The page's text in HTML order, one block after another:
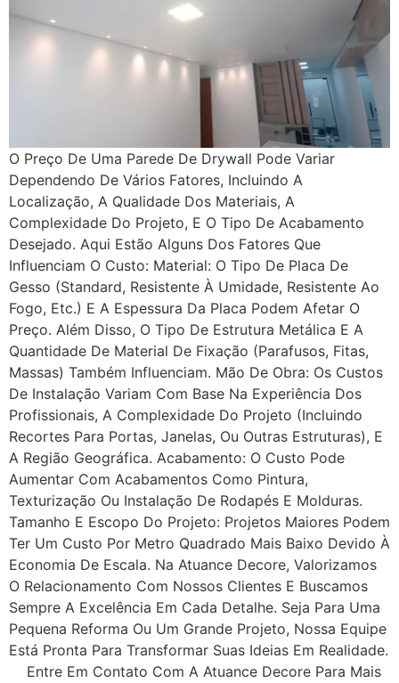
O Preço De Uma Parede De Drywall Pode Variar
Dependendo De Vários Fatores, Incluindo A
Localização, A Qualidade Dos Materiais, A
Complexidade Do Projeto, E O Tipo De Acabamento
Desejado. Aqui Estão Alguns Dos Fatores Que
Influenciam O Custo: Material: O Tipo De Placa De
Gesso (standard, Resistente À Umidade, Resistente Ao
Fogo, Etc.) E A Espessura Da Placa Podem Afetar O
Preço. Além Disso, O Tipo De Estrutura Metálica E A
Quantidade De Material De Fixação (parafusos, Fitas,
Massas) Também Influenciam. Mão De Obra: Os Custos
De Instalação Variam Com Base Na Experiência Dos
Profissionais, A Complexidade Do Projeto (incluindo
Recortes Para Portas, Janelas, Ou Outras Estruturas), E
A Região Geográfica. Acabamento: O Custo Pode
Aumentar Com Acabamentos Como Pintura,
Texturização Ou Instalação De Rodapés E Molduras.
Tamanho E Escopo Do Projeto: Projetos Maiores Podem
Ter Um Custo Por Metro Quadrado Mais Baixo Devido À
Economia De Escala. Na Atuance Decore, Valorizamos
O Relacionamento Com Nossos Clientes E Buscamos
Sempre A Excelência Em Cada Detalhe. Seja Para Uma
Pequena Reforma Ou Um Grande Projeto, Nossa Equipe
Está Pronta Para Transformar Suas Ideias Em Realidade.
Entre Em Contato Com A Atuance Decore Para Mais